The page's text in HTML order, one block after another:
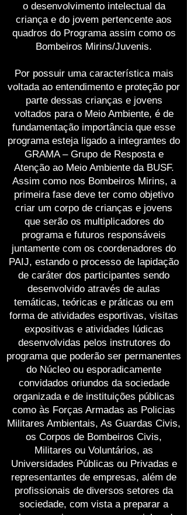
o desenvolvimento intelectual da
criança e do jovem pertencente aos
quadros do Programa assim como os
Bombeiros Mirins/Juvenis.
Por possuir uma característica mais
voltada ao entendimento e proteção por
parte dessas crianças e jovens
voltados para o Meio Ambiente, é de
fundamentação importância que esse
programa esteja ligado a integrantes do
GRAMA – Grupo de Resposta e
Atenção ao Meio Ambiente da BUSF.
Assim como nos Bombeiros Mirins, a
primeira fase deve ter como objetivo
criar um corpo de crianças e jovens
que serão os multiplicadores do
programa e futuros responsáveis
juntamente com os coordenadores do
PAIJ, estando o processo de lapidação
de caráter dos participantes sendo
desenvolvido através de aulas
temáticas, teóricas e práticas ou em
forma de atividades esportivas, visitas
expositivas e atividades lúdicas
desenvolvidas pelos instrutores do
programa que poderão ser permanentes
do Núcleo ou esporadicamente
convidados oriundos da sociedade
organizada e de instituições públicas
como às Forças Armadas as Policias
Militares Ambientais, As Guardas Civis,
os Corpos de Bombeiros Civis,
Militares ou Voluntários, as
Universidades Públicas ou Privadas e
representantes de empresas, além de
profissionais de diversos setores da
sociedade, com vista a preparar a